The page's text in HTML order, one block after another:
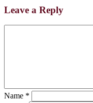
Leave a Reply
Name *